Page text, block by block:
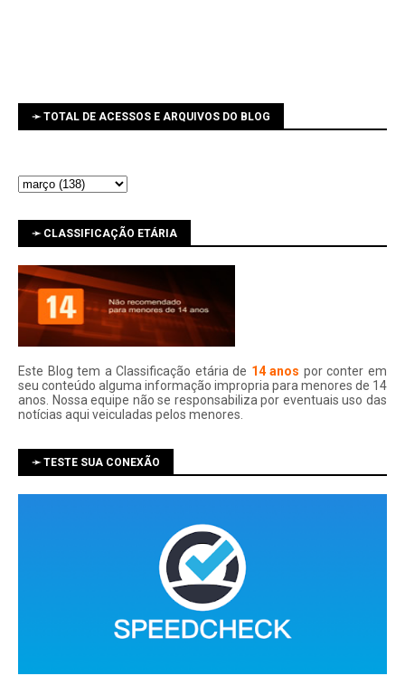
➛ TOTAL DE ACESSOS E ARQUIVOS DO BLOG
➛ CLASSIFICAÇÃO ETÁRIA
Este Blog tem a Classificação etária de 14 anos por conter em
seu conteúdo alguma informação impropria para menores de 14
anos. Nossa equipe não se responsabiliza por eventuais uso das
notí­cias aqui veiculadas pelos menores.
➛ TESTE SUA CONEXÃO